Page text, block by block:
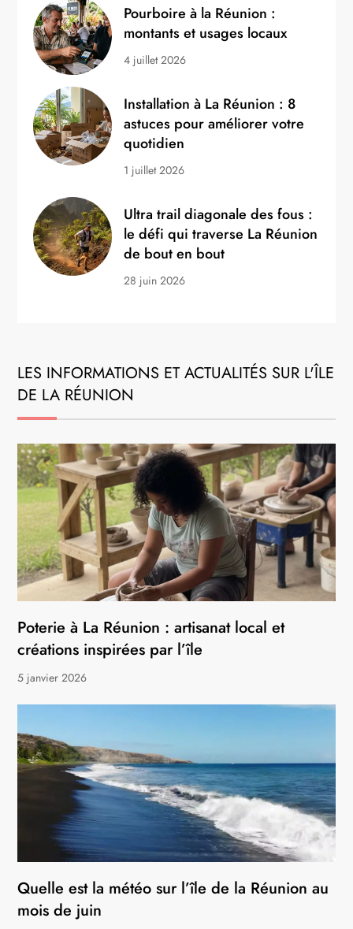
Pourboire à la Réunion :
montants et usages locaux
4 juillet 2026
Installation à La Réunion : 8
astuces pour améliorer votre
quotidien
1 juillet 2026
Ultra trail diagonale des fous :
le défi qui traverse La Réunion
de bout en bout
28 juin 2026
LES INFORMATIONS ET ACTUALITÉS SUR L'ÎLE
DE LA RÉUNION
Poterie à La Réunion : artisanat local et
créations inspirées par l’île
5 janvier 2026
Quelle est la météo sur l’île de la Réunion au
mois de juin